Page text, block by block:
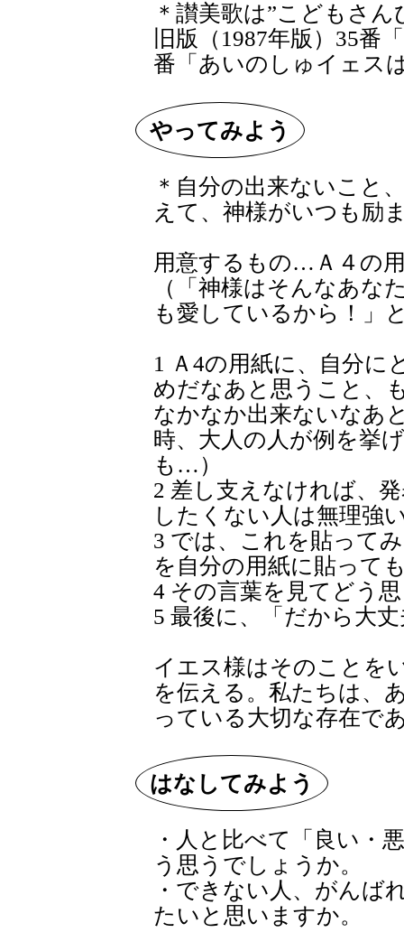
＊讃美歌は”こどもさ
旧版（1987年版）35番
番「あいのしゅイェス
やってみよう
＊自分の出来ないこと
えて、神様がいつも励
用意するもの…Ａ４の
（「神様はそんなあな
も愛しているから！」
1 Ａ4の用紙に、自分に
めだなあと思うこと、
なかなか出来ないなあ
時、大人の人が例を挙
も…）
2 差し支えなければ、
したくない人は無理強
3 では、これを貼って
を自分の用紙に貼って
4 その言葉を見てどう
5 最後に、「だから大
イエス様はそのことを
を伝える。私たちは、
っている大切な存在で
はなしてみよう
・人と比べて「良い・
う思うでしょうか。
・できない人、がんば
たいと思いますか。